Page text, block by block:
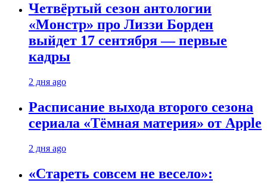
Четвёртый сезон антологии
«Монстр» про Лиззи Борден
выйдет 17 сентября — первые
кадры
2 дня ago
Расписание выхода второго сезона
сериала «Тёмная материя» от Apple
2 дня ago
«Стареть совсем не весело»: